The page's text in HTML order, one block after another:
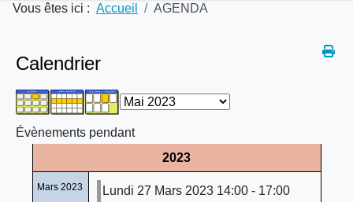
Vous êtes ici : Accueil AGENDA
Calendrier
Évènements pendant
2023
Mars 2023 Lundi 27 Mars 2023 14:00 - 17:00